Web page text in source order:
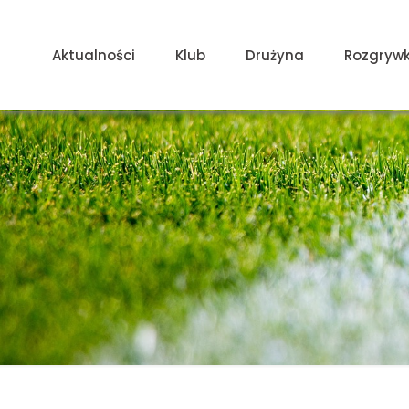
Aktualności Klub Drużyna